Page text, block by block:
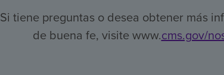
Si tiene preguntas o desea obtener más
de buena fe, visite www.cms.gov/